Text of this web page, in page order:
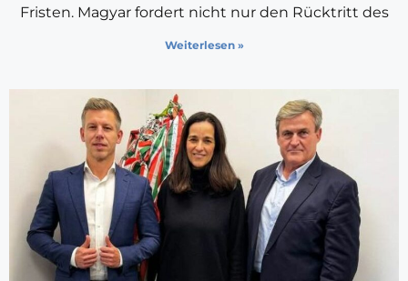
Fristen. Magyar fordert nicht nur den Rücktritt des
Weiterlesen »